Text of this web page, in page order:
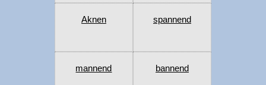
Aknen spannend
mannend bannend